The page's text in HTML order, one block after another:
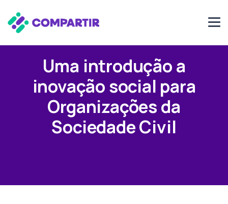
Uma introdução a
inovação social para
Organizações da
Sociedade Civil